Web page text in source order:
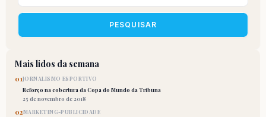
PESQUISAR
Mais lidos da semana
01JORNALISMO ESPORTIVO
Reforço na cobertura da Copa do Mundo da Tribuna
25 de novembro de 2018
02MARKETING-PUBLICIDADE